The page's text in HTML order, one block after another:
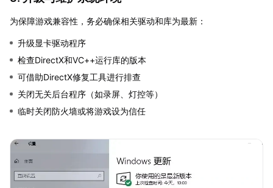
为保障游戏兼容性，务必确保相关驱动和库为最新：
升级显卡驱动程序
检查DirectX和VC++运行库的版本
可借助DirectX修复工具进行排查
关闭无关后台程序（如录屏、灯控等）
临时关闭防火墙或将游戏设为信任